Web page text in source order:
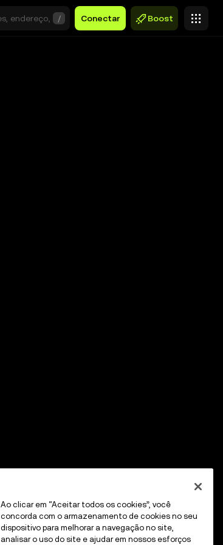
/ Conectar Boost
Ao clicar em “Aceitar todos os cookies”, você
concorda com o armazenamento de cookies no seu
dispositivo para melhorar a navegação no site,
analisar o uso do site e ajudar em nossos esforços